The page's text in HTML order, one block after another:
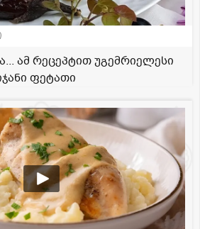
ამ რეცეპტით უგემრიელესი
ფეტათი